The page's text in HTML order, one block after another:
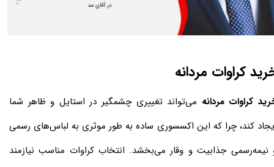
کراوات مردانه
کراوات مردانه می‌تواند تغییری چشمگیر در استایل و ظاهر شما
کند، چرا که این اکسسوری ساده به طور موثری به لباس‌های رسمی
نیمه‌رسمی جذابیت و وقار می‌بخشد. انتخاب کراوات مناسب نیازمند